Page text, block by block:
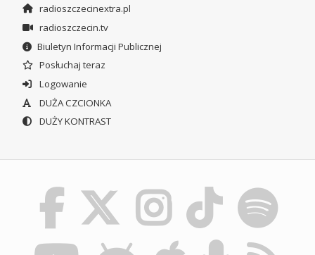
radioszczecinextra.pl
radioszczecin.tv
Biuletyn Informacji Publicznej
Posłuchaj teraz
Logowanie
DUŻA CZCIONKA
DUŻY KONTRAST